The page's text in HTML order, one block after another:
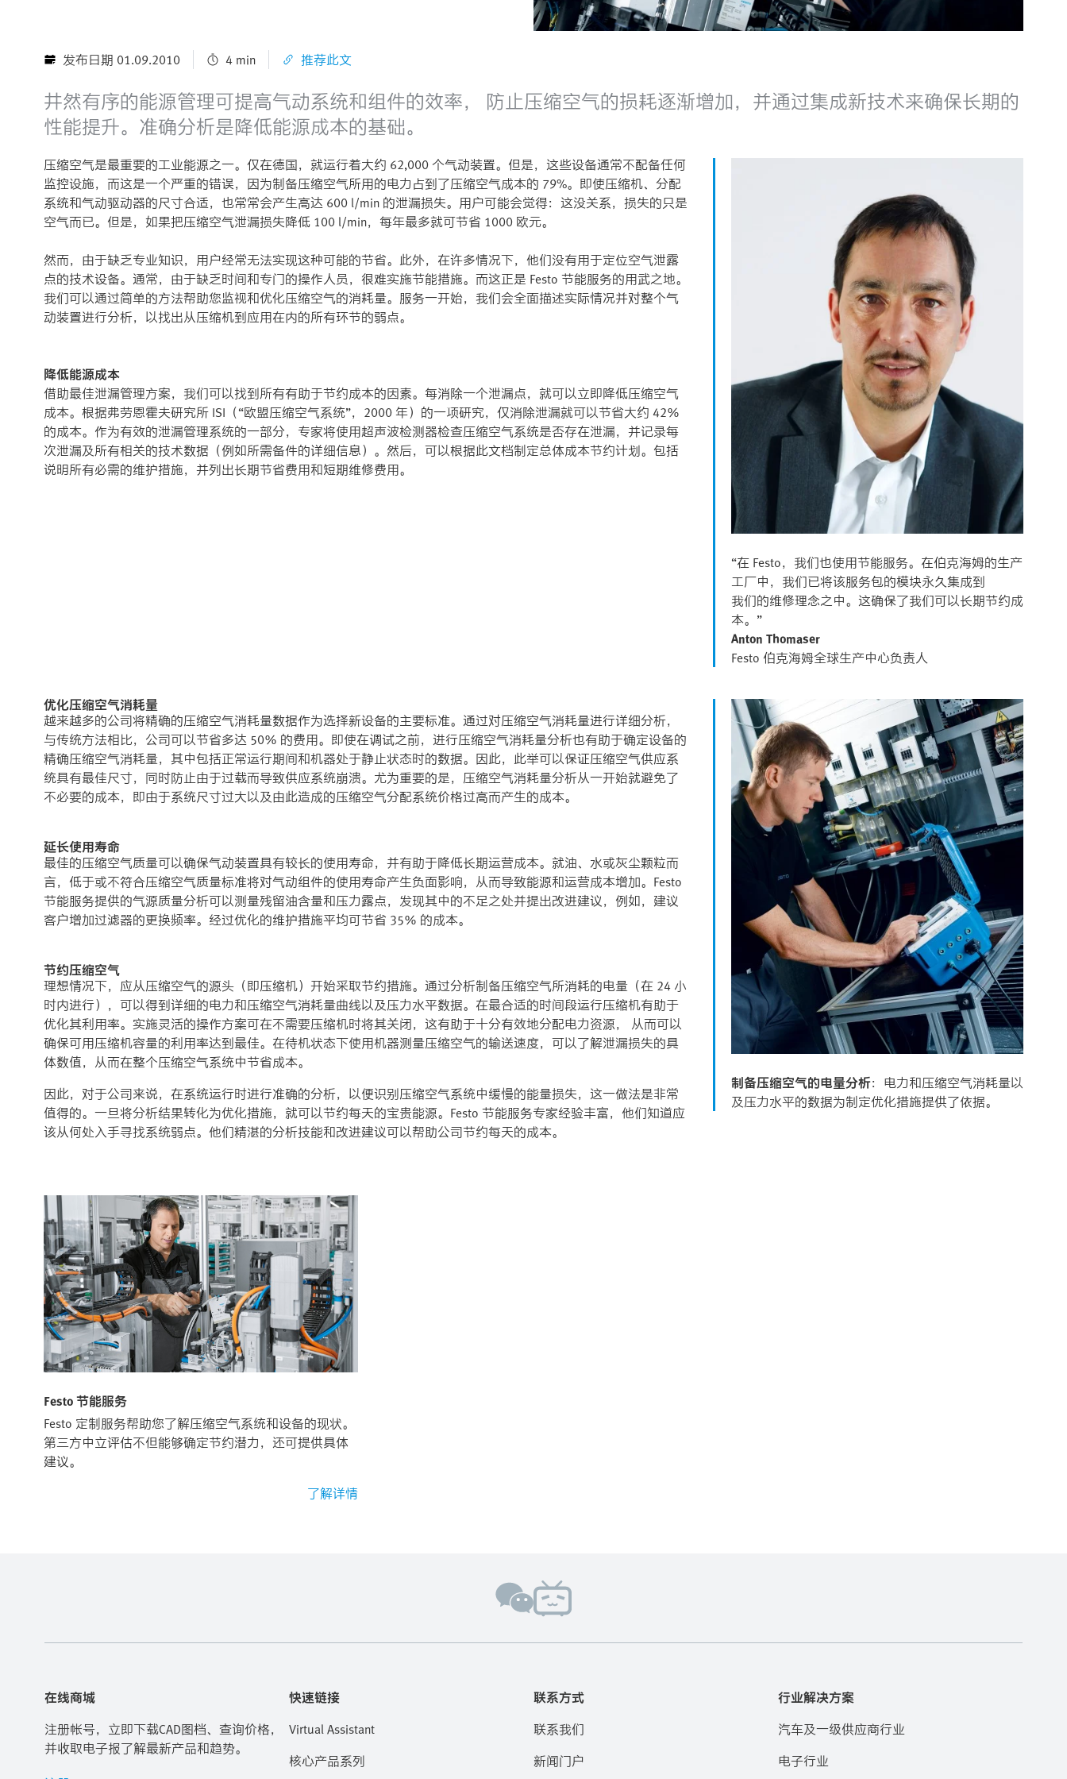
发布日期 01.09.2010 4 min 推荐此文
井然有序的能源管理可提高气动系统和组件的效率， 防止压缩空气的损耗逐渐增加，并通过集成新技术来确保长期的
性能提升。准确分析是降低能源成本的基础。
压缩空气是最重要的工业能源之一。仅在德国，就运行着大约 62,000 个气动装置。但是，这些设备通常不配备任何
监控设施，而这是一个严重的错误，因为制备压缩空气所用的电力占到了压缩空气成本的 79%。即使压缩机、分配
系统和气动驱动器的尺寸合适，也常常会产生高达 600 l/min 的泄漏损失。用户可能会觉得：这没关系，损失的只是
空气而已。但是，如果把压缩空气泄漏损失降低 100 l/min，每年最多就可节省 1000 欧元。
然而，由于缺乏专业知识，用户经常无法实现这种可能的节省。此外，在许多情况下，他们没有用于定位空气泄露
点的技术设备。通常，由于缺乏时间和专门的操作人员，很难实施节能措施。而这正是 Festo 节能服务的用武之地。
我们可以通过简单的方法帮助您监视和优化压缩空气的消耗量。服务一开始，我们会全面描述实际情况并对整个气
动装置进行分析，以找出从压缩机到应用在内的所有环节的弱点。
降低能源成本
借助最佳泄漏管理方案，我们可以找到所有有助于节约成本的因素。每消除一个泄漏点，就可以立即降低压缩空气
成本。根据弗劳恩霍夫研究所 ISI（“欧盟压缩空气系统”，2000 年）的一项研究，仅消除泄漏就可以节省大约 42％
的成本。作为有效的泄漏管理系统的一部分，专家将使用超声波检测器检查压缩空气系统是否存在泄漏，并记录每
次泄漏及所有相关的技术数据（例如所需备件的详细信息）。然后，可以根据此文档制定总体成本节约计划。包括
说明所有必需的维护措施，并列出长期节省费用和短期维修费用。
“在 Festo，我们也使用节能服务。在伯克海姆的生产
工厂中，我们已将该服务包的模块永久集成到
我们的维修理念之中。这确保了我们可以长期节约成
本。”
Anton Thomaser
Festo 伯克海姆全球生产中心负责人
优化压缩空气消耗量
越来越多的公司将精确的压缩空气消耗量数据作为选择新设备的主要标准。通过对压缩空气消耗量进行详细分析，
与传统方法相比，公司可以节省多达 50％ 的费用。即使在调试之前，进行压缩空气消耗量分析也有助于确定设备的
精确压缩空气消耗量，其中包括正常运行期间和机器处于静止状态时的数据。因此，此举可以保证压缩空气供应系
统具有最佳尺寸，同时防止由于过载而导致供应系统崩溃。尤为重要的是，压缩空气消耗量分析从一开始就避免了
不必要的成本，即由于系统尺寸过大以及由此造成的压缩空气分配系统价格过高而产生的成本。
延长使用寿命
最佳的压缩空气质量可以确保气动装置具有较长的使用寿命，并有助于降低长期运营成本。就油、水或灰尘颗粒而
言，低于或不符合压缩空气质量标准将对气动组件的使用寿命产生负面影响，从而导致能源和运营成本增加。Festo
节能服务提供的气源质量分析可以测量残留油含量和压力露点，发现其中的不足之处并提出改进建议，例如，建议
客户增加过滤器的更换频率。经过优化的维护措施平均可节省 35％ 的成本。
节约压缩空气
理想情况下，应从压缩空气的源头（即压缩机）开始采取节约措施。通过分析制备压缩空气所消耗的电量（在 24 小
时内进行），可以得到详细的电力和压缩空气消耗量曲线以及压力水平数据。在最合适的时间段运行压缩机有助于
优化其利用率。实施灵活的操作方案可在不需要压缩机时将其关闭，这有助于十分有效地分配电力资源， 从而可以
确保可用压缩机容量的利用率达到最佳。在待机状态下使用机器测量压缩空气的输送速度，可以了解泄漏损失的具
体数值，从而在整个压缩空气系统中节省成本。
因此，对于公司来说，在系统运行时进行准确的分析，以便识别压缩空气系统中缓慢的能量损失，这一做法是非常
值得的。一旦将分析结果转化为优化措施，就可以节约每天的宝贵能源。Festo 节能服务专家经验丰富，他们知道应
该从何处入手寻找系统弱点。他们精湛的分析技能和改进建议可以帮助公司节约每天的成本。
制备压缩空气的电量分析：电力和压缩空气消耗量以
及压力水平的数据为制定优化措施提供了依据。
Festo 节能服务
Festo 定制服务帮助您了解压缩空气系统和设备的现状。
第三方中立评估不但能够确定节约潜力，还可提供具体
建议。
了解详情
在线商城
注册帐号，立即下载CAD图档、查询价格，
并收取电子报了解最新产品和趋势。
快速链接
Virtual Assistant
核心产品系列
联系方式
联系我们
新闻门户
行业解决方案
汽车及一级供应商行业
电子行业